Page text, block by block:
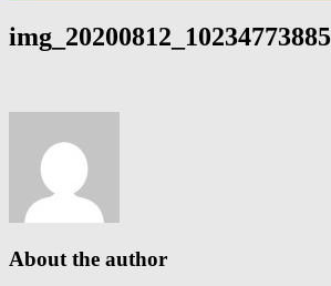
About the author